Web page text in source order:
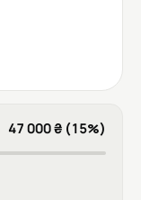
47 000 ₴ (15%)